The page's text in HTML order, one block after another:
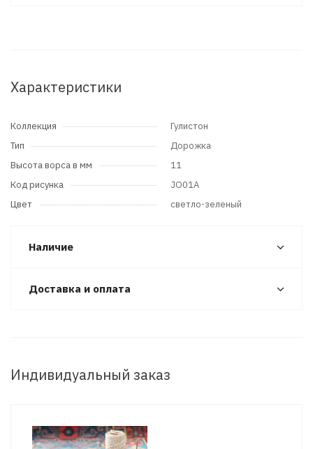
Характеристики
Коллекция
Гулистон
Тип
Дорожка
Высота ворса в мм
11
Код рисунка
JO01A
Цвет
светло-зеленый
Наличие
Доставка и оплата
Индивидуальный заказ